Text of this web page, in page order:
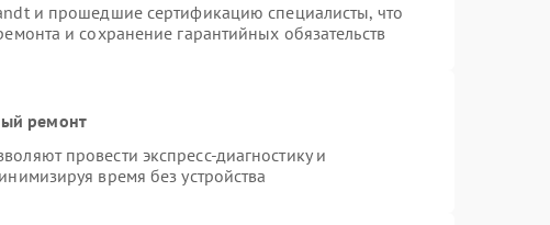
и прошедшие сертификацию специалисты, что
и сохранение гарантийных обязательств
ремонт
провести экспресс-диагностику и
время без устройства